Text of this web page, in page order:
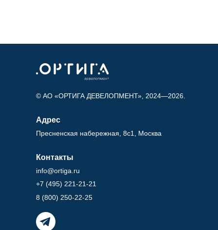
© АО «ОРТИГА ДЕВЕЛОПМЕНТ», 2024—2026.
Адрес
Пресненская набережная, 8с1, Москва
Контакты
info@ortiga.ru
+7 (495) 221-21-21
8 (800) 250-22-25